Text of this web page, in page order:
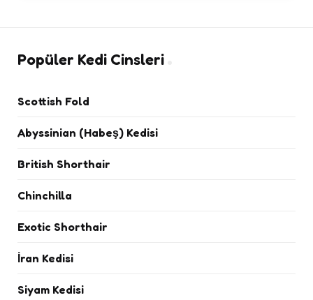
Popüler Kedi Cinsleri
Scottish Fold
Abyssinian (Habeş) Kedisi
British Shorthair
Chinchilla
Exotic Shorthair
İran Kedisi
Siyam Kedisi